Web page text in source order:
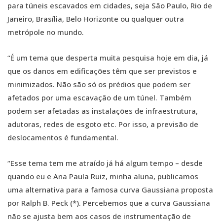
para túneis escavados em cidades, seja São Paulo, Rio de
Janeiro, Brasília, Belo Horizonte ou qualquer outra
metrópole no mundo.
“É um tema que desperta muita pesquisa hoje em dia, já
que os danos em edificações têm que ser previstos e
minimizados. Não são só os prédios que podem ser
afetados por uma escavação de um túnel. Também
podem ser afetadas as instalações de infraestrutura,
adutoras, redes de esgoto etc. Por isso, a previsão de
deslocamentos é fundamental.
“Esse tema tem me atraído já há algum tempo – desde
quando eu e Ana Paula Ruiz, minha aluna, publicamos
uma alternativa para a famosa curva Gaussiana proposta
por Ralph B. Peck (*). Percebemos que a curva Gaussiana
não se ajusta bem aos casos de instrumentação de